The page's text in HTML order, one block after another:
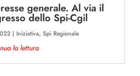
generale. Al via il
dello Spi-Cgil
| Iniziativa,Spi Regionale
la lettura